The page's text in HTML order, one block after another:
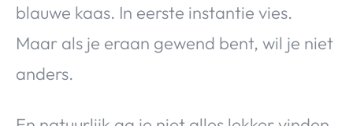
blauwe kaas. In eerste instantie vies.
Maar als je eraan gewend bent, wil je niet
anders.